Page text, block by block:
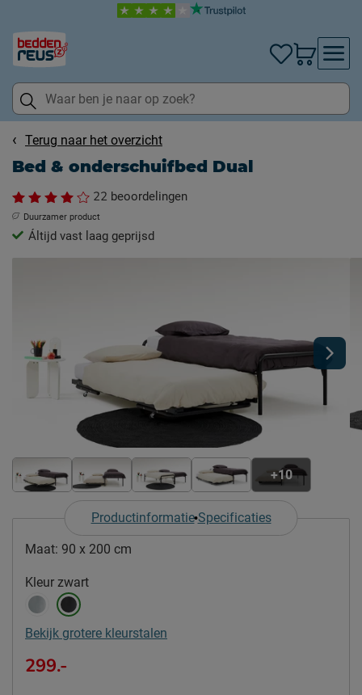
Terug naar het overzicht
Bed & onderschuifbed Dual
22 beoordelingen
Duurzamer product
Áltijd vast laag geprijsd
+10
Productinformatie Specificaties
Maat: 90 x 200 cm
Kleur zwart
Bekijk grotere kleurstalen
299.-